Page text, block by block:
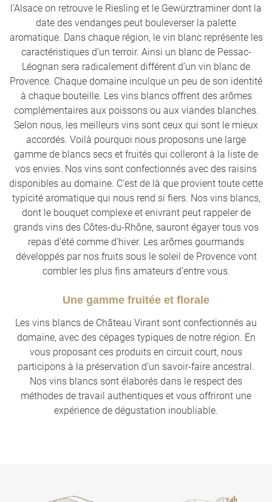
l’Alsace on retrouve le Riesling et le Gewürztraminer dont la
date des vendanges peut bouleverser la palette
aromatique. Dans chaque région, le vin blanc représente les
caractéristiques d’un terroir. Ainsi un blanc de Pessac-
Léognan sera radicalement différent d’un vin blanc de
Provence. Chaque domaine inculque un peu de son identité
à chaque bouteille. Les vins blancs offrent des arômes
complémentaires aux poissons ou aux viandes blanches.
Selon nous, les meilleurs vins sont ceux qui sont le mieux
accordés. Voilà pourquoi nous proposons une large
gamme de blancs secs et fruités qui colleront à la liste de
vos envies. Nos vins sont confectionnés avec des raisins
disponibles au domaine. C’est de là que provient toute cette
typicité aromatique qui nous rend si fiers. Nos vins blancs,
dont le bouquet complexe et enivrant peut rappeler de
grands vins des Côtes-du-Rhône, sauront égayer tous vos
repas d’été comme d’hiver. Les arômes gourmands
développés par nos fruits sous le soleil de Provence vont
combler les plus fins amateurs d’entre vous.
Une gamme fruitée et florale
Les vins blancs de Château Virant sont confectionnés au
domaine, avec des cépages typiques de notre région. En
vous proposant ces produits en circuit court, nous
participons à la préservation d’un savoir-faire ancestral.
Nos vins blancs sont élaborés dans le respect des
méthodes de travail authentiques et vous offriront une
expérience de dégustation inoubliable.